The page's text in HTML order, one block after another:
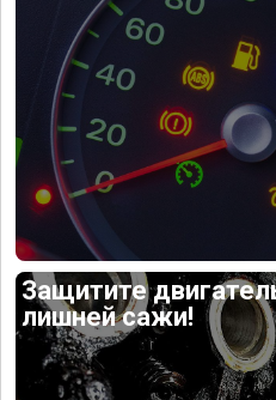
Защитите
лишней сажи!